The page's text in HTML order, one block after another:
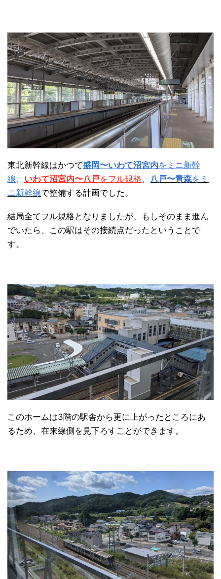
東北新幹線はかつて盛岡〜いわて沼宮内をミニ新幹
線、 いわて沼宮内〜八戸をフル規格、 八戸〜青森をミ
ニ新幹線で整備する計画でした。
結局全てフル規格となりましたが、もしそのまま進ん
でいたら、この駅はその接続点だったということで
す。
このホームは3階の駅舎から更に上がったところにあ
るため、在来線側を見下ろすことができます。